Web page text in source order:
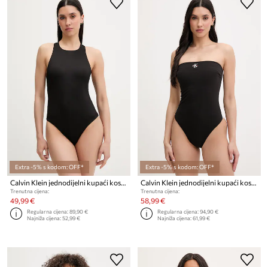
Extra -5% s kodom: OFF*
Calvin Klein jednodijelni kupaći kostim za žene
Trenutna cijena:
49,99 €
Regularna cijena:89,90 €
Najniža cijena:52,99 €
Extra -5% s kodom: OFF*
Calvin Klein jednodijelni kupaći kostim za žene
Trenutna cijena:
58,99 €
Regularna cijena:94,90 €
Najniža cijena:61,99 €